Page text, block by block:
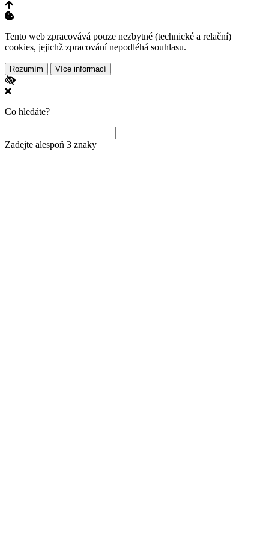
Tento web zpracovává pouze nezbytné (technické a relační)
cookies, jejichž zpracování nepodléhá souhlasu.
Rozumím Více informací
Co hledáte?
Zadejte alespoň 3 znaky